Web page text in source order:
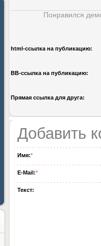
Понравился
html-cсылка на публикацию:
BB-cсылка на публикацию:
Прямая ссылка для друга:
Добавить
Имя:*
E-Mail:*
Текст: